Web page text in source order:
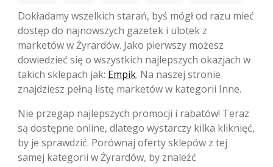
Dokładamy wszelkich starań, byś mógł od razu mieć
dostęp do najnowszych gazetek i ulotek z
marketów w Żyrardów. Jako pierwszy możesz
dowiedzieć się o wszystkich najlepszych okazjach w
takich sklepach jak: Empik. Na naszej stronie
znajdziesz pełną listę marketów w kategorii Inne.
Nie przegap najlepszych promocji i rabatów! Teraz
są dostępne online, dlatego wystarczy kilka kliknięć,
by je sprawdzić. Porównaj oferty sklepów z tej
samej kategorii w Żyrardów, by znaleźć